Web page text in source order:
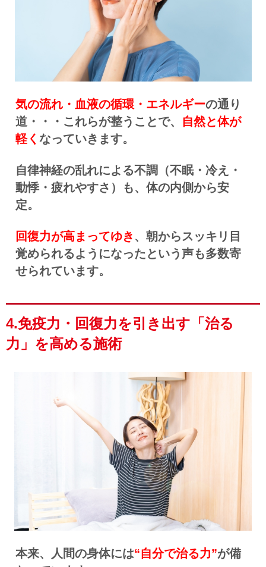
気の流れ・血液の循環・エネルギーの通り
道・・・これらが整うことで、 自然と体が
軽く なっていきます。
自律神経の乱れによる不調（不眠・冷え・
動悸・疲れやすさ）も、体の内側から安
定。
回復力が高まってゆき 、朝からスッキリ目
覚められるようになったという声も多数寄
せられています。
4.免疫力・回復力を引き出す「治る
力」を高める施術
本来、人間の身体には“自分で治る力”が備